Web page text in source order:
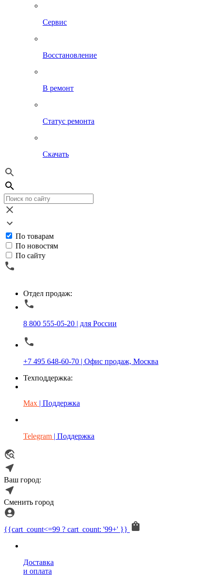
Сервис
Восстановление
В ремонт
Статус ремонта
Скачать
По товарам
По новостям
По сайту
Отдел продаж:
8 800 555-05-20 | для России
+7 495 648-60-70 | Офис продаж, Москва
Техподдержка:
Max | Поддержка
Telegram | Поддержка
Ваш город:
Сменить город
{{cart_count<=99 ? cart_count: '99+' }}
Доставка
и оплата